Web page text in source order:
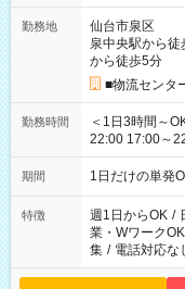
勤務地
仙台市泉区
泉中央駅から徒
から徒歩5分
■物流センタ
勤務時間
＜1日3時間～OK！＞ ▼ 例えば… ▼ 15:00～
22:00 17:00～22:00 など こちら以外の
ださい！
期間 1日だけの単
特徴 週1日からOK /
業・WワークOK
集 / 電話対応な